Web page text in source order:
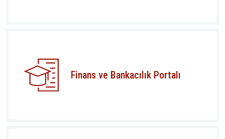
Finans ve Bankacılık Portalı